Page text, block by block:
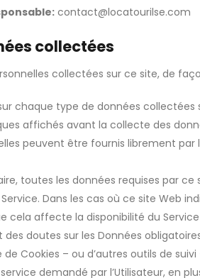
contact@locatourilse.com
collectées
collectées sur ce site, de
chaque type de données
affichés avant la collecte des
peuvent être fournis librement
toutes les données requises par
Dans les cas où ce site Web
cela affecte la disponibilité du
des doutes sur les Données
de Cookies – ou d’autres outils de
demandé par l’Utilisateur, en